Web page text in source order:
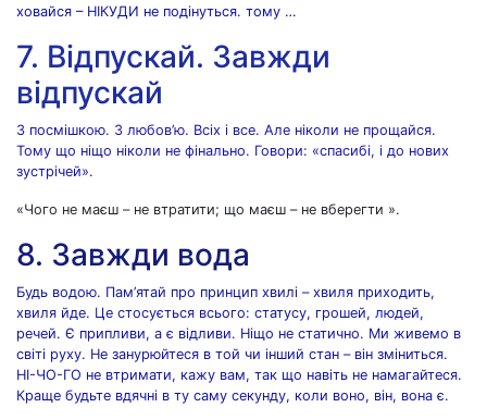
ховайся – НІКУДИ не подінуться. тому …
7. Відпускай. Завжди
відпускай
З посмішкою. З любов’ю. Всіх і все. Але ніколи не прощайся.
Тому що ніщо ніколи не фінально. Говори: «спасибі, і до нових
зустрічей».
«Чого не маєш – не втратити; що маєш – не вберегти ».
8. Завжди вода
Будь водою. Пам’ятай про принцип хвилі – хвиля приходить,
хвиля йде. Це стосується всього: статусу, грошей, людей,
речей. Є припливи, а є відливи. Ніщо не статично. Ми живемо в
світі руху. Не занурюйтеся в той чи інший стан – він зміниться.
НІ-ЧО-ГО не втримати, кажу вам, так що навіть не намагайтеся.
Краще будьте вдячні в ту саму секунду, коли воно, він, вона є.